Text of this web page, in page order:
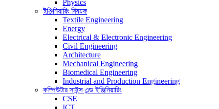
Physics
ইঞ্জিনিয়ারিং বিষয়ক
Textile Engineering
Energy
Electrical & Electronic Engineering
Civil Engineering
Architecture
Mechanical Engineering
Biomedical Engineering
Industrial and Production Engineering
কম্পিউটার সাইন্স এন্ড ইঞ্জিনিয়ারিং
CSE
ICT